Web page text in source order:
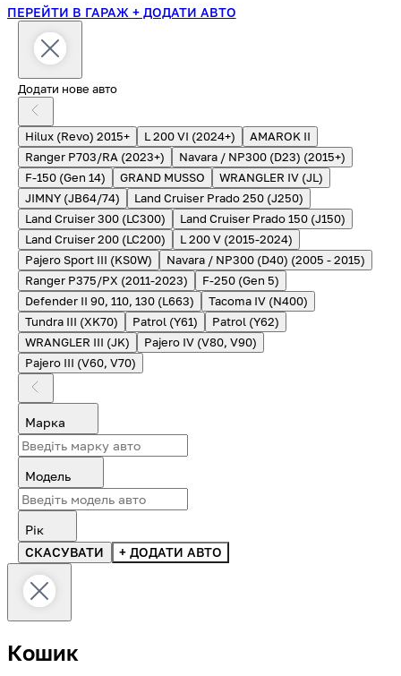
ПЕРЕЙТИ В ГАРАЖ + ДОДАТИ АВТО
Додати нове авто
Hilux (Revo) 2015+ L 200 VI (2024+)
AMAROK II
Ranger P703/RA (2023+)
Navara / NP300 (D23) (2015+)
F-150 (Gen 14)
GRAND MUSSO
WRANGLER IV (JL)
JIMNY (JB64/74)
Land Cruiser Prado 250 (J250)
Land Cruiser 300 (LC300)
Land Cruiser Prado 150 (J150)
Land Cruiser 200 (LC200)
L 200 V (2015-2024)
Pajero Sport III (KS0W)
Navara / NP300 (D40) (2005 - 2015)
Ranger P375/PX (2011-2023)
F-250 (Gen 5)
Defender II 90, 110, 130 (L663)
Tacoma IV (N400)
Tundra III (XK70)
Patrol (Y61)
Patrol (Y62)
WRANGLER III (JK)
Pajero IV (V80, V90)
Pajero III (V60, V70)
Марка
Модель
Рік
СКАСУВАТИ
+ ДОДАТИ АВТО
Кошик